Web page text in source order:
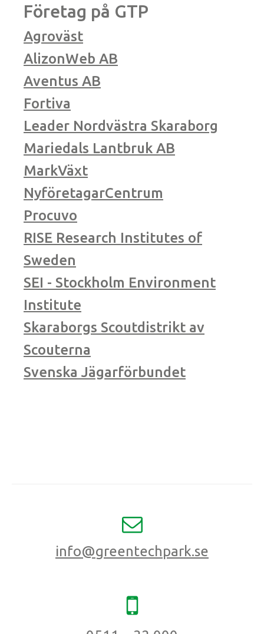
Företag på GTP
Agroväst
AlizonWeb AB
Aventus AB
Fortiva
Leader Nordvästra Skaraborg
Mariedals Lantbruk AB
MarkVäxt
NyföretagarCentrum
Procuvo
RISE Research Institutes of
Sweden
SEI - Stockholm Environment
Institute
Skaraborgs Scoutdistrikt av
Scouterna
Svenska Jägarförbundet
info@greentechpark.se